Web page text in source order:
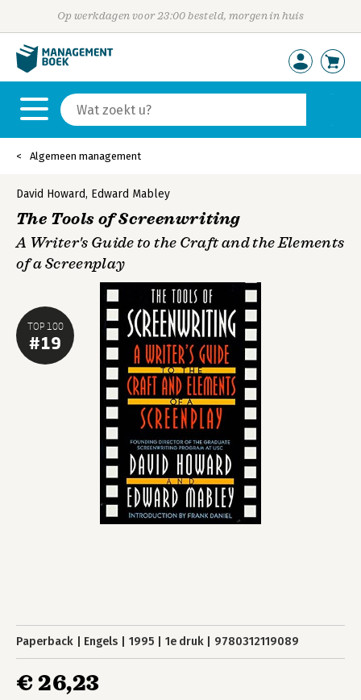
Op werkdagen voor 23:00 besteld, morgen in huis
Algemeen management
TOP 100
#19
David Howard, Edward Mabley
The Tools of Screenwriting
A Writer's Guide to the Craft and the Elements
of a Screenplay
Paperback Engels 1995 1e druk 9780312119089
€ 26,23